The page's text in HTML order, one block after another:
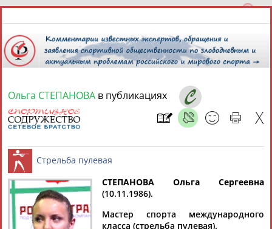
7 августа 2026 года,
СПОРТСМЕНЫ, ТРЕНЕРЫ И СПЕЦИАЛИСТЫ
Найдено: 13181персон Расширенный поиск
Ольга СТЕПАНОВА в публикациях
Стрельба пулевая
СТЕПАНОВА Ольга Сергеевна
(10.11.1986).
Мастер спорта международного
класса (стрельба пулевая).